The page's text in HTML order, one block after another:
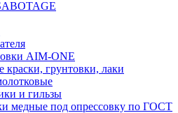
AIM-ONE
грунтовки, лаки
и гильзы
медные под опрессовку по ГОСТ